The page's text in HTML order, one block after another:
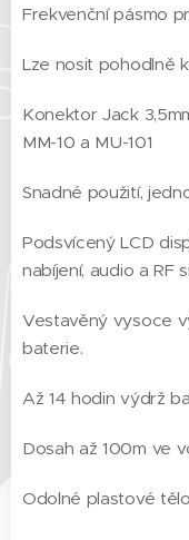
Frekvenční pásmo
Lze nosit pohodlně
Konektor Jack
MM-10 a MU-101
Snadné použití,
Podsvícený LCD
nabíjení, audio a RF
Vestavěný vysoce
baterie.
Až 14 hodin výdrž
Dosah až 100m ve
Odolné plastové tělo